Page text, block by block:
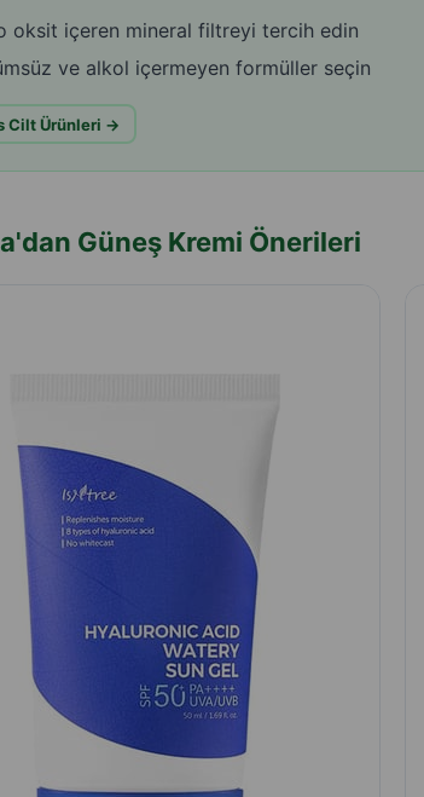
oksit içeren mineral filtreyi tercih edin
ve alkol içermeyen formüller seçin
Cilt Ürünleri →
Güneş Kremi Önerileri